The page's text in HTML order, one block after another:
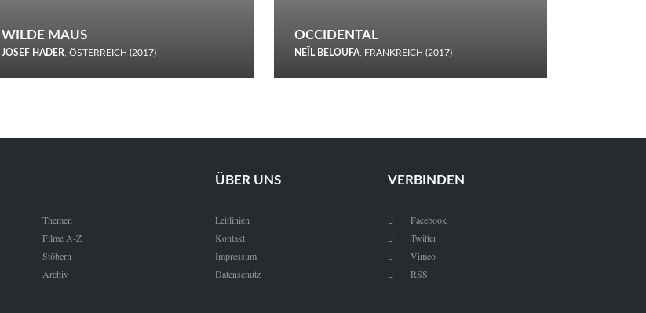
WILDE MAUS
JOSEF HADER, ÖSTERREICH (2017)
Schnee.
OCCIDENTAL
NEÏL BELOUFA, FRANKREICH (2017)
Themen
Filme A-Z
Stöbern
Archiv
ÜBER UNS
Leitlinien
Kontakt
Impressum
Datenschutz
VERBINDEN
 Facebook
 Twitter
 Vimeo
 RSS